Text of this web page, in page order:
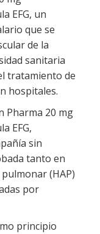
EFG, un
que se
de la
sanitaria
tratamiento de
hospitales.
Pharma 20 mg
EFG,
sin
tanto en
(HAP)
por
principio